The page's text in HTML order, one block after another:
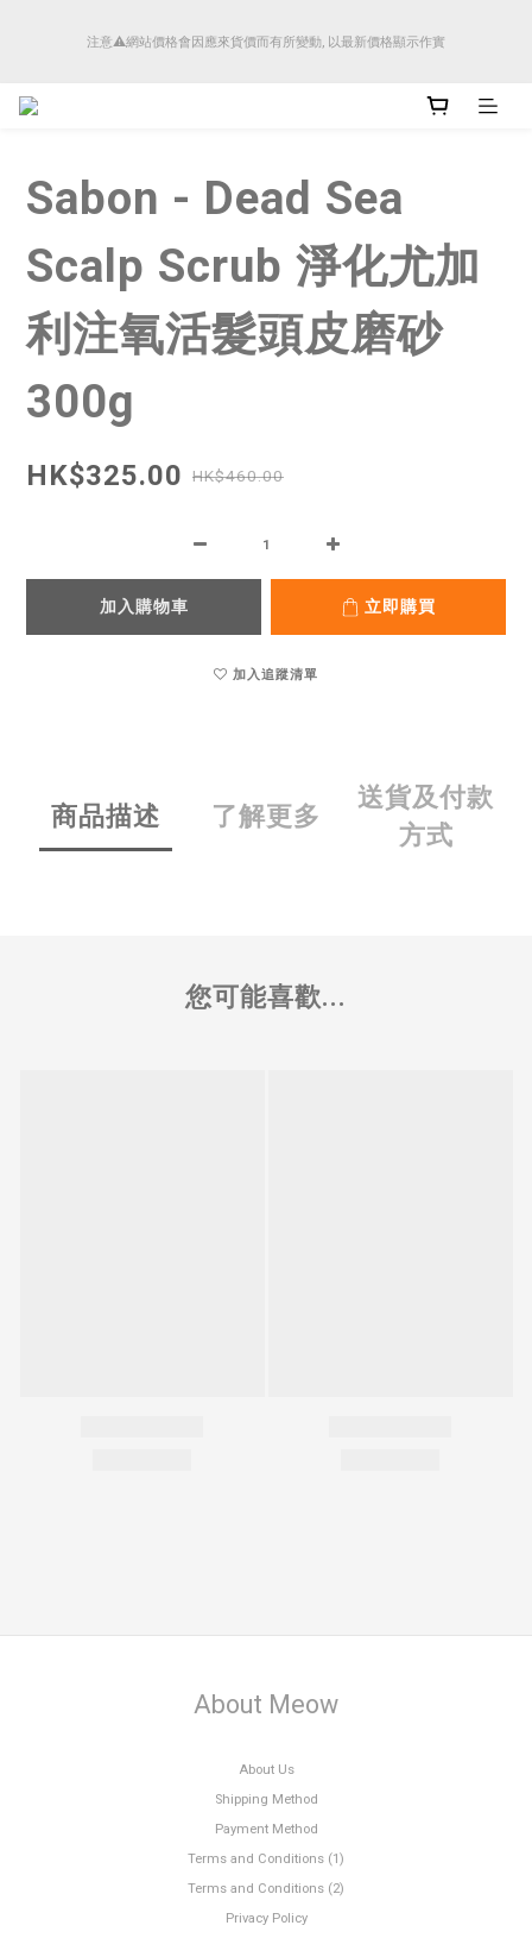
注意⚠️網站價格會因應來貨價而有所變動, 以最新價格顯示作實
順豐香港將於4月14日起減少SMS短訊發送, 所有快件自取訊息通知將全部改為透過官
Sabon - Dead Sea
Scalp Scrub 淨化尤加
利注氧活髮頭皮磨砂
300g
HK$325.00 HK$460.00
加入購物車 立即購買
加入追蹤清單
商品描述 了解更多
送貨及付款
方式
您可能喜歡...
About Meow
About Us
Shipping Method
Payment Method
Terms and Conditions (1)
Terms and Conditions (2)
Privacy Policy